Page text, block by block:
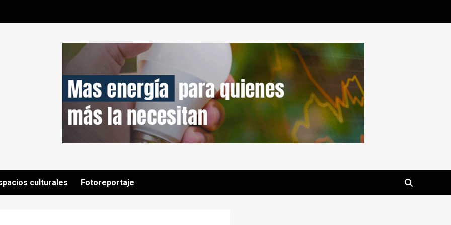
culturales Fotoreportaje